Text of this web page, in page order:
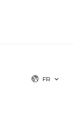
FR